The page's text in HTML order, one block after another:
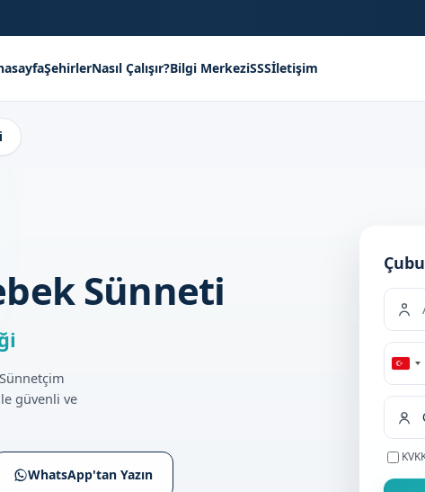
ŞehirlerNasıl Çalışır?Bilgi MerkeziSSSİletişim
Sünneti
güvenli ve
WhatsApp'tan Yazın
+90